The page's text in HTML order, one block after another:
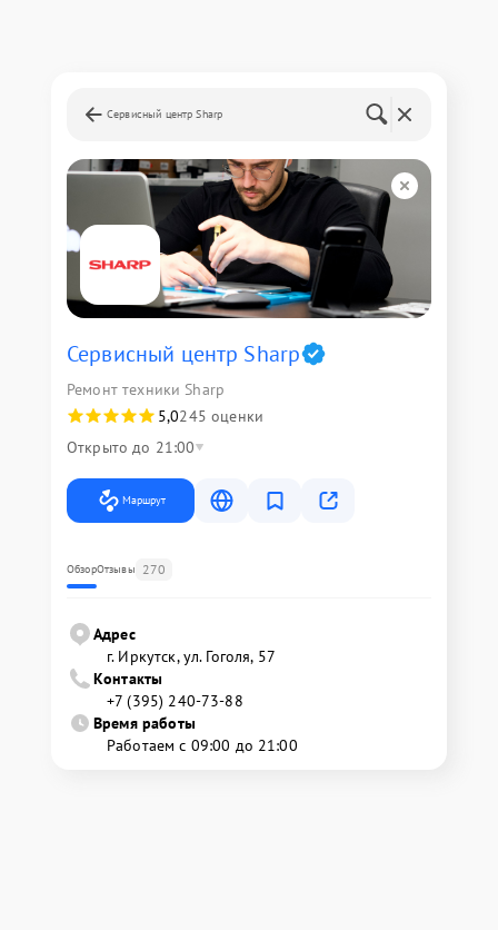
Сервисный центр Sharp
Сервисный центр Sharp
Ремонт техники Sharp
5,0245 оценки
Открыто до 21:00
Маршрут
ОбзорОтзывы 270
Адрес
г. Иркутск, ул. ​Гоголя, 57
Контакты
+7 (395) 240-73-88
Время работы
Работаем с 09:00 до 21:00